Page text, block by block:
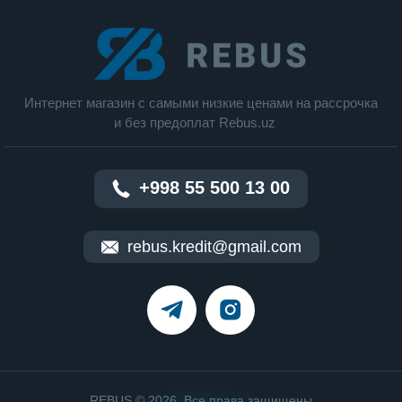
Цвет: Red Velvet с золотыми акцентами
Вес: 1,0 кг
Мощность: 1600 Вт
Воздушный поток: 11,9 л/с (давление 3,6 кПа)
Режимы работы: Wet/Dry + Cool mode
Настройки: 3 температуры × 3 скорости
Дисплей: цветной LCD
Интернет магазин c cамыми низкие ценами на рассрочка
и без предоплат Rebus.uz
+998 55 500 13 00
rebus.kredit@gmail.com